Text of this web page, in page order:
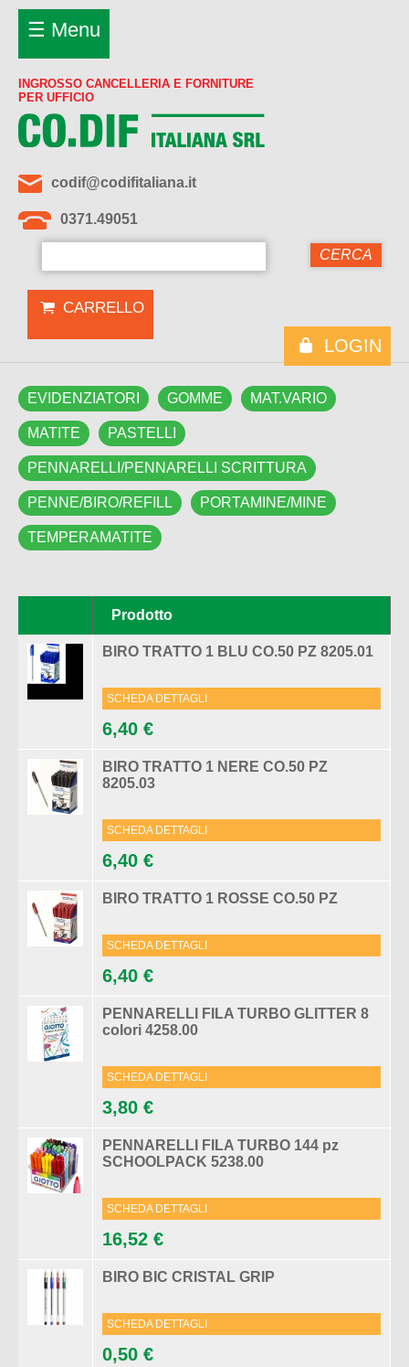
☰ Menu
INGROSSO CANCELLERIA E FORNITURE
PER UFFICIO
codif@codifitaliana.it
0371.49051
LOGIN
CARRELLO
EVIDENZIATORI GOMME MAT.VARIO
MATITE PASTELLI
PENNARELLI/PENNARELLI SCRITTURA
PENNE/BIRO/REFILL PORTAMINE/MINE
TEMPERAMATITE
Prodotto
BIRO TRATTO 1 BLU CO.50 PZ 8205.01
SCHEDA DETTAGLI
6,40 €
BIRO TRATTO 1 NERE CO.50 PZ
8205.03
SCHEDA DETTAGLI
6,40 €
BIRO TRATTO 1 ROSSE CO.50 PZ
SCHEDA DETTAGLI
6,40 €
PENNARELLI FILA TURBO GLITTER 8
colori 4258.00
SCHEDA DETTAGLI
3,80 €
PENNARELLI FILA TURBO 144 pz
SCHOOLPACK 5238.00
SCHEDA DETTAGLI
16,52 €
BIRO BIC CRISTAL GRIP
SCHEDA DETTAGLI
0,50 €
Pagine